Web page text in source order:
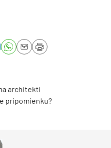
architekti
pripomienku?